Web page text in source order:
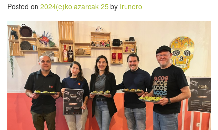
Posted on 2024(e)ko azaroak 25 by Irunero